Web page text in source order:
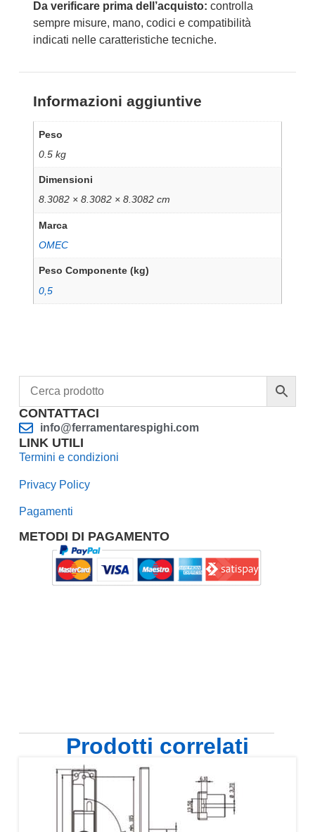
Da verificare prima dell’acquisto: controlla
sempre misure, mano, codici e compatibilità
indicati nelle caratteristiche tecniche.
Informazioni aggiuntive
Peso
0.5 kg
Dimensioni
8.3082 × 8.3082 × 8.3082 cm
Marca
OMEC
Peso Componente (kg)
0,5
CONTATTACI
info@ferramentarespighi.com
LINK UTILI
Termini e condizioni
Privacy Policy
Pagamenti
METODI DI PAGAMENTO
Prodotti correlati